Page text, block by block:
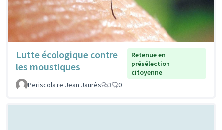
Lutte écologique contre
les moustiques
Retenue en
présélection
citoyenne
Periscolaire Jean Jaurès
3 0